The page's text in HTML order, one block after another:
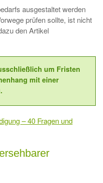
ausgestaltet werden
prüfen sollte, ist nicht
den Artikel
um Fristen
mit einer
– 40 Fragen und